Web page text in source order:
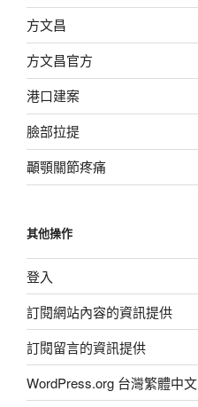
方文昌
方文昌官方
港口建案
臉部拉提
顳顎關節疼痛
其他操作
登入
訂閱網站內容的資訊提供
訂閱留言的資訊提供
WordPress.org 台灣繁體中文